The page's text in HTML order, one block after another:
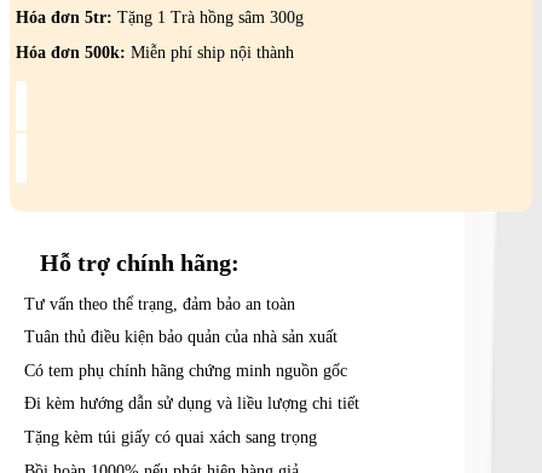
Hóa đơn 5tr: Tặng 1 Trà hồng sâm 300g
Hóa đơn 500k: Miễn phí ship nội thành
Hỗ trợ chính hãng:
Tư vấn theo thể trạng, đảm bảo an toàn
Tuân thủ điều kiện bảo quản của nhà sản xuất
Có tem phụ chính hãng chứng minh nguồn gốc
Đi kèm hướng dẫn sử dụng và liều lượng chi tiết
Tặng kèm túi giấy có quai xách sang trọng